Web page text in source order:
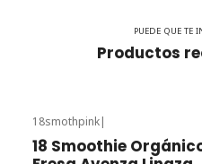
PUEDE QUE TE
Productos
18smothpink|
18 Smoothie